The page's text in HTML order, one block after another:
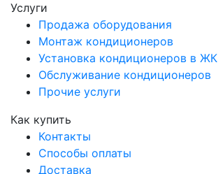
Услуги
Продажа оборудования
Монтаж кондиционеров
Установка кондиционеров в ЖК
Обслуживание кондиционеров
Прочие услуги
Как купить
Контакты
Способы оплаты
Доставка